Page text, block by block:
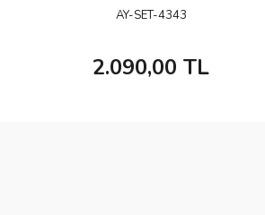
AY-SET-4343
2.090,00 TL